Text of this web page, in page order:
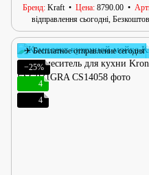
Бренд Kraft Цена 8790.00
відправлення сьогодні,
✈ Бесплатное отправление сегодня
−25%
4
4